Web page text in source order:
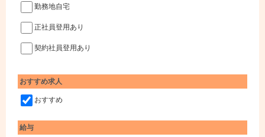
勤務地自宅
正社員登用あり
契約社員登用あり
おすすめ求人
おすすめ
給与